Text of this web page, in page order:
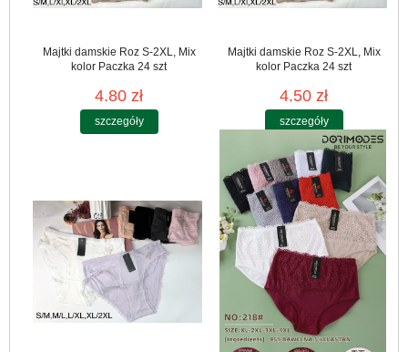
Majtki damskie Roz S-2XL, Mix
kolor Paczka 24 szt
4.80 zł
szczegóły
Majtki damskie Roz S-2XL, Mix
kolor Paczka 24 szt
4.50 zł
szczegóły